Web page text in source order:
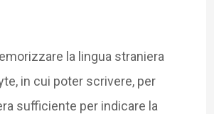
la lingua straniera
in cui poter scrivere, per
sufficiente per indicare la